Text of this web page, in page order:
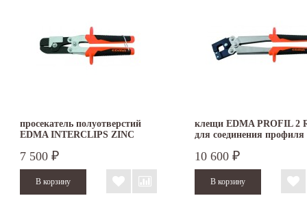
просекатель полуотверстий
EDMA INTERCLIPS ZINC
7 500 ₽
клещи EDMA PROFIL 2
для соединения профиля
10 600 ₽